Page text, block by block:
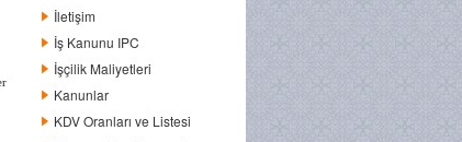
İletişim
İş Kanunu IPC
İşçilik Maliyetleri
Kanunlar
KDV Oranları ve Listesi